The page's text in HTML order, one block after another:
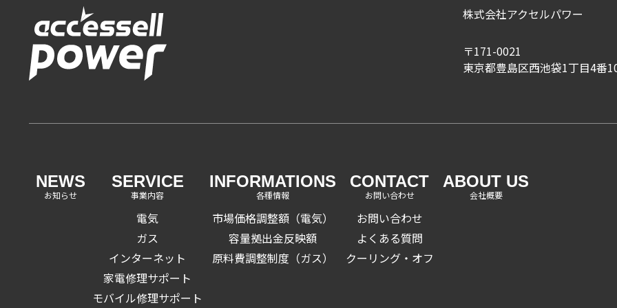
株式会社アクセルパワー
〒171-0021
東京都豊島区西池袋1丁目4番
NEWS
お知らせ
SERVICE
事業内容
電気
ガス
インターネット
家電修理サポート
モバイル修理サポート
INFORMATIONS
各種情報
市場価格調整額（電気）
容量拠出金反映額
原料費調整制度（ガス）
CONTACT
お問い合わせ
お問い合わせ
よくある質問
クーリング・オフ
ABOUT US
会社概要